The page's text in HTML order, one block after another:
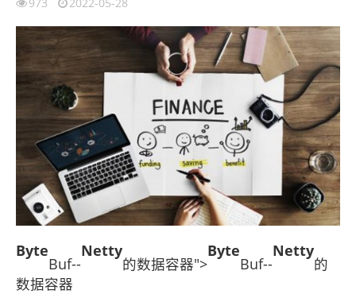
Byte
Buf--
Netty
的数据容器">
Byte
Buf--
Netty
的
数据容器